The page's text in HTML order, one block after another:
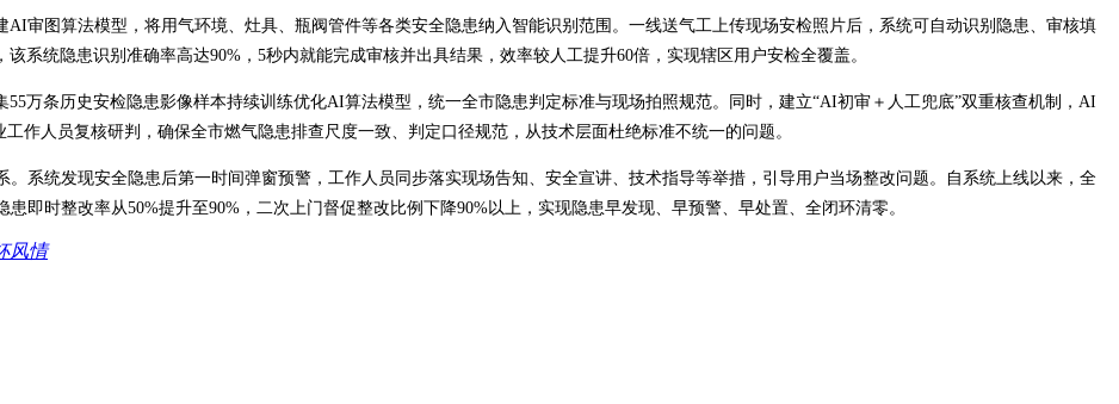
审图算法模型，将用气环境、灶具、瓶阀管件等各类安全隐患纳入智能识别范围。一线送气工上传现场安检照片后，系统可自动识别隐患、审核填
系统隐患识别准确率高达90%，5秒内就能完成审核并出具结果，效率较人工提升60倍，实现辖区用户安检全覆盖。
万条历史安检隐患影像样本持续训练优化AI算法模型，统一全市隐患判定标准与现场拍照规范。同时，建立“AI初审＋人工兜底”双重核查机制，AI
作人员复核研判，确保全市燃气隐患排查尺度一致、判定口径规范，从技术层面杜绝标准不统一的问题。
系统发现安全隐患后第一时间弹窗预警，工作人员同步落实现场告知、安全宣讲、技术指导等举措，引导用户当场整改问题。自系统上线以来，全
即时整改率从50%提升至90%，二次上门督促整改比例下降90%以上，实现隐患早发现、早预警、早处置、全闭环清零。
风情